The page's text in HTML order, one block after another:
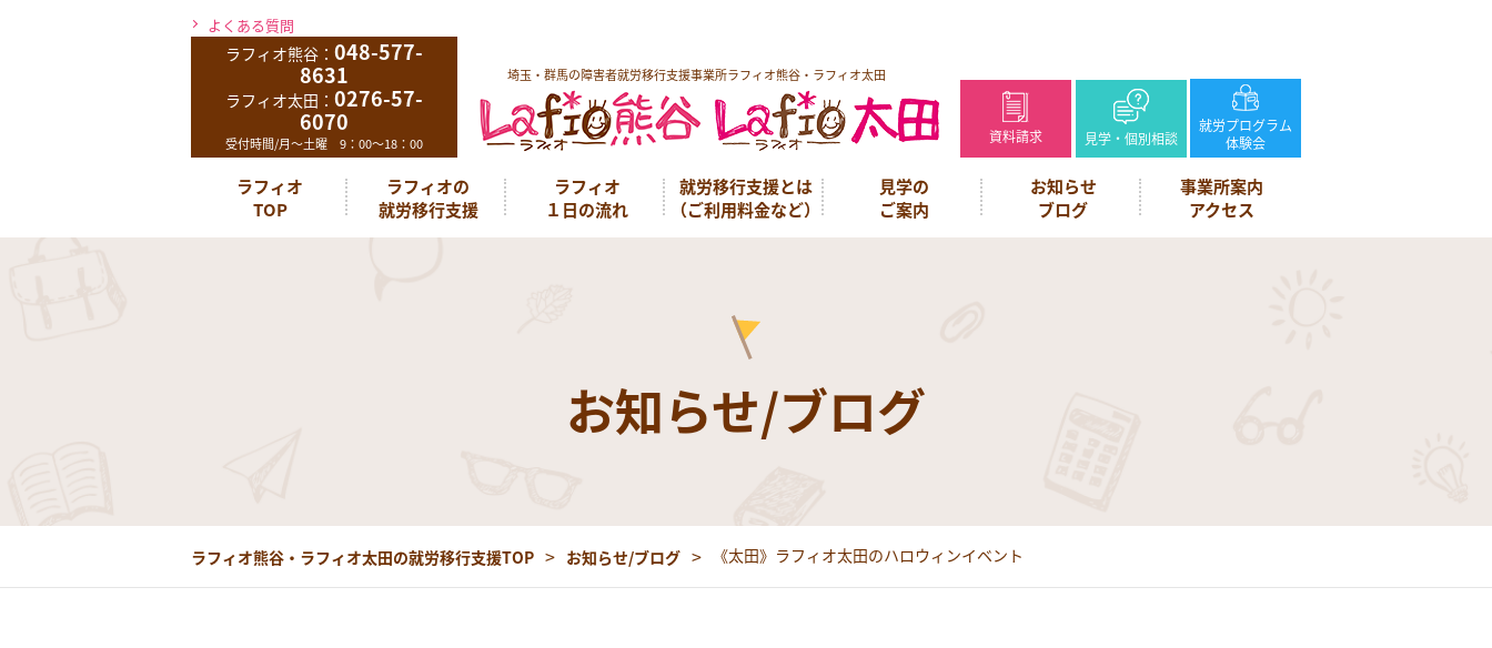
よくある質問
ラフィオ熊谷： 048-577-
8631
ラフィオ太田： 0276-57-
6070
受付時間/月～土曜 9：00～18：00
埼玉・群馬の障害者就労移行支援事業所ラフィオ熊谷・ラフィオ太田
資料請求 見学・個別相談
就労プログラム
体験会
ラフィオ
TOP
ラフィオの
就労移行支援
ラフィオ
１日の流れ
就労移行支援とは
（ご利用料金など）
見学の
ご案内
お知らせ
ブログ
事業所案内
アクセス
お知らせ/ブログ
ラフィオ熊谷・ラフィオ太田の就労移行支援TOP お知らせ/ブログ 《太田》ラフィオ太田のハロウィンイベント